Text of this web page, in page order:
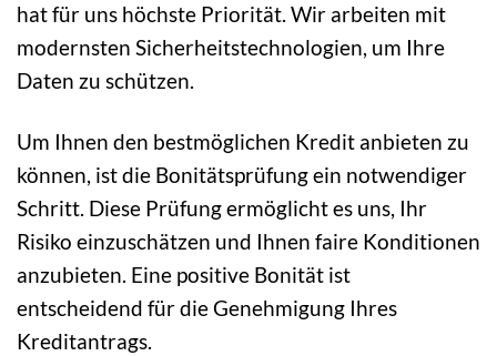
hat für uns höchste Priorität. Wir arbeiten mit
modernsten Sicherheitstechnologien, um Ihre
Daten zu schützen.
Um Ihnen den bestmöglichen Kredit anbieten zu
können, ist die Bonitätsprüfung ein notwendiger
Schritt. Diese Prüfung ermöglicht es uns, Ihr
Risiko einzuschätzen und Ihnen faire Konditionen
anzubieten. Eine positive Bonität ist
entscheidend für die Genehmigung Ihres
Kreditantrags.